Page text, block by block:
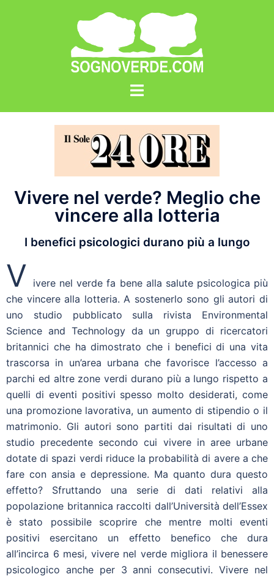
Vivere nel verde? Meglio che
vincere alla lotteria
I benefici psicologici durano più a lungo
V ivere nel verde fa bene alla salute psicologica più
che vincere alla lotteria. A sostenerlo sono gli autori di
uno studio pubblicato sulla rivista Environmental
Science and Technology da un gruppo di ricercatori
britannici che ha dimostrato che i benefici di una vita
trascorsa in un’area urbana che favorisce l’accesso a
parchi ed altre zone verdi durano più a lungo rispetto a
quelli di eventi positivi spesso molto desiderati, come
una promozione lavorativa, un aumento di stipendio o il
matrimonio. Gli autori sono partiti dai risultati di uno
studio precedente secondo cui vivere in aree urbane
dotate di spazi verdi riduce la probabilità di avere a che
fare con ansia e depressione. Ma quanto dura questo
effetto? Sfruttando una serie di dati relativi alla
popolazione britannica raccolti dall’Università dell’Essex
è stato possibile scoprire che mentre molti eventi
positivi esercitano un effetto benefico che dura
all’incirca 6 mesi, vivere nel verde migliora il benessere
psicologico anche per 3 anni consecutivi. Vivere nel